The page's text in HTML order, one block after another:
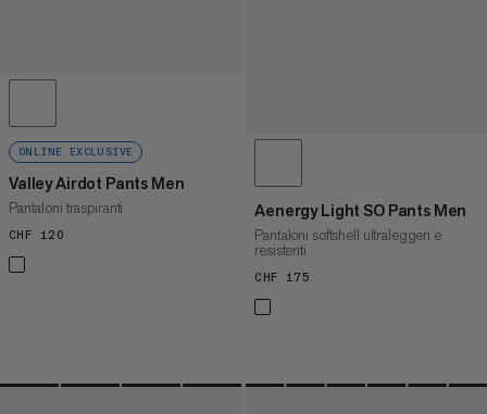
ONLINE EXCLUSIVE
Valley Airdot Pants Men
Pantaloni traspiranti
CHF 120
Aenergy Light SO Pants Men
Pantaloni softshell ultraleggeri e
resistenti
CHF 175